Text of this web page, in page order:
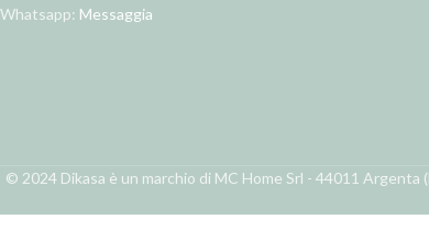
Whatsapp: Messaggia
© 2024 Dikasa è un marchio di MC Home Srl - 44011